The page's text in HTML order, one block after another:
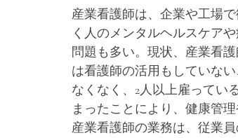
産業看護師は、企業や工場
く人のメンタルヘルスケア
問題も多い。現状、産業看
は看護師の活用もしていな
なくなく、2人以上雇ってい
まったことにより、健康管
産業看護師の業務は、従業